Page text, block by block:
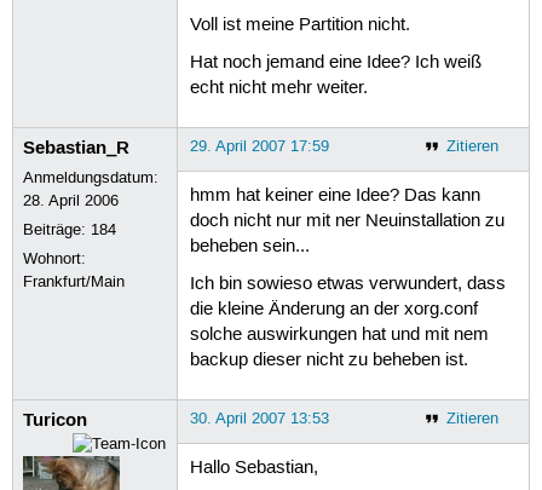
Voll ist meine Partition nicht.
Hat noch jemand eine Idee? Ich weiß
echt nicht mehr weiter.
Sebastian_R
Anmeldungsdatum:
28. April 2006
Beiträge: 184
Wohnort:
Frankfurt/Main
Zitieren
29. April 2007 17:59
hmm hat keiner eine Idee? Das kann
doch nicht nur mit ner Neuinstallation zu
beheben sein...
Ich bin sowieso etwas verwundert, dass
die kleine Änderung an der xorg.conf
solche auswirkungen hat und mit nem
backup dieser nicht zu beheben ist.
Turicon Zitieren
30. April 2007 13:53
Hallo Sebastian,